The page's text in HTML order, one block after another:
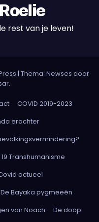
rest van je leven!
| Thema: Newses door
.
COVID 2019-2023
erachter
19 Transhumanisme
actueel
De Bayaka pygmeeën
van Noach
De doop